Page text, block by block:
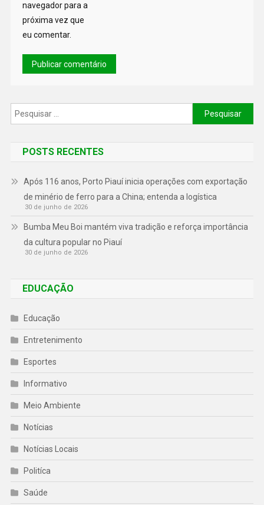
navegador para a
próxima vez que
eu comentar.
POSTS RECENTES
Após 116 anos, Porto Piauí inicia operações com exportação
de minério de ferro para a China; entenda a logística
30 de junho de 2026
Bumba Meu Boi mantém viva tradição e reforça importância
da cultura popular no Piauí
30 de junho de 2026
EDUCAÇÃO
Educação
Entretenimento
Esportes
Informativo
Meio Ambiente
Notícias
Notícias Locais
Politíca
Saúde